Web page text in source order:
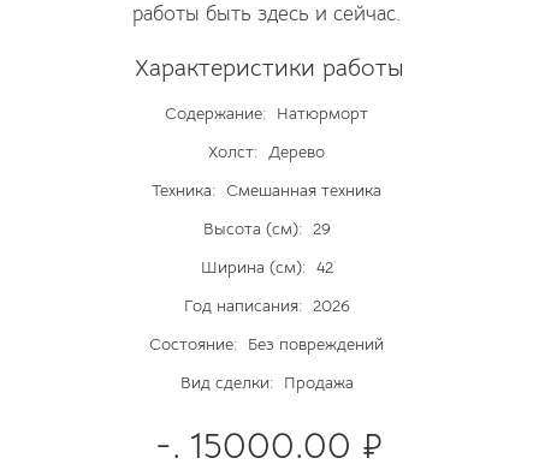
работы быть здесь и сейчас.
Характеристики работы
Содержание:
Натюрморт
Холст: Дерево
Техника: Смешанная техника
Высота (см): 29
Ширина (см): 42
Год написания: 2026
Состояние:
Без повреждений
Вид сделки:
Продажа
-. 15000.00 ₽